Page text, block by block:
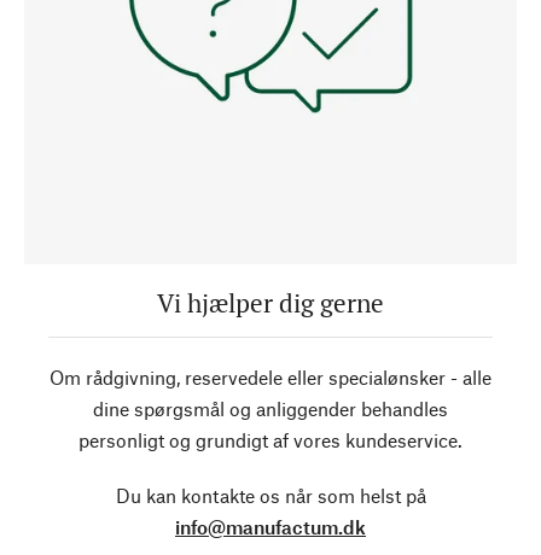
Vi hjælper dig gerne
Om rådgivning, reservedele eller specialønsker - alle
dine spørgsmål og anliggender behandles
personligt og grundigt af vores kundeservice.
Du kan kontakte os når som helst på
info@manufactum.dk